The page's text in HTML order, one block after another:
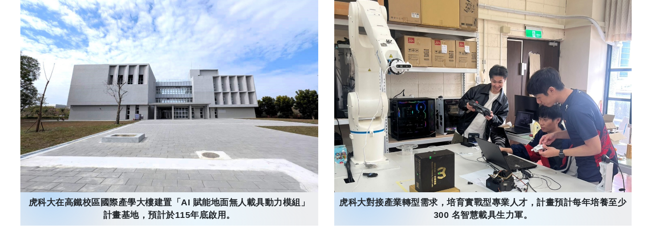
虎科大在高鐵校區國際產學大樓建置「AI 賦能地面無人載具動力模組」
計畫基地，預計於115年底啟用。
虎科大對接產業轉型需求，培育實戰型專業人才，計畫預計每年培養至少
300 名智慧載具生力軍。